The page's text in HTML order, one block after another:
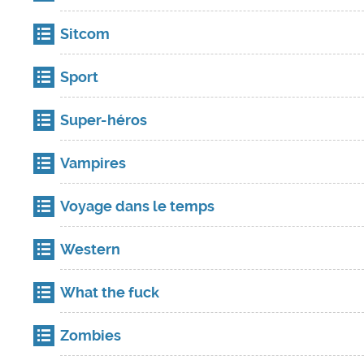
Sitcom
Sport
Super-héros
Vampires
Voyage dans le temps
Western
What the fuck
Zombies